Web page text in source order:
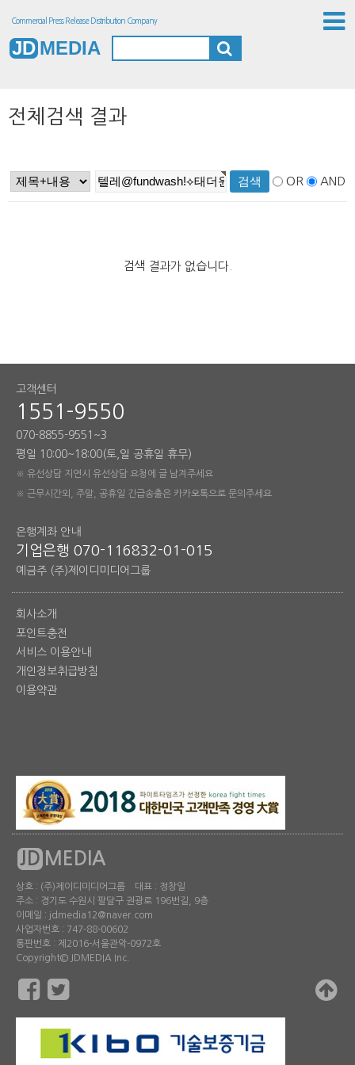
Commercial Press Release Distribution Company
JD MEDIA
전체검색 결과
OR AND
검색 결과가 없습니다.
고객센터
1551-9550
070-8855-9551~3
평일 10:00~18:00(토,일 공휴일 휴무)
※ 유선상담 지연시 유선상담 요청에 글 남겨주세요
※ 근무시간외, 주말, 공휴일 긴급송출은 카카오톡으로 문의주세요
은행계좌 안내
기업은행 070-116832-01-015
예금주 (주)제이디미디어그룹
회사소개
포인트충전
서비스 이용안내
개인정보취급방침
이용약관
JD MEDIA
상호 : (주)제이디미디어그룹 대표 : 정창일
주소 : 경기도 수원시 팔달구 권광로 196번길, 9층
이메일 : jdmedia12@naver.com
사업자번호 : 747-88-00602
통판번호 : 제2016-서울관악-0972호
Copyright© JDMEDIA Inc.